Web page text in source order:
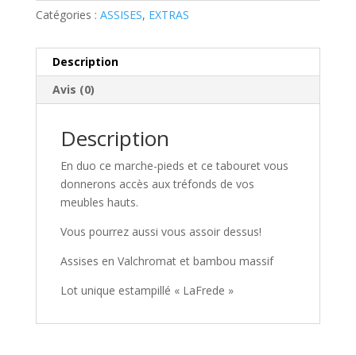
Catégories : ASSISES, EXTRAS
Description
Avis (0)
Description
En duo ce marche-pieds et ce tabouret vous
donnerons accès aux tréfonds de vos
meubles hauts.
Vous pourrez aussi vous assoir dessus!
Assises en Valchromat et bambou massif
Lot unique estampillé « LaFrede »